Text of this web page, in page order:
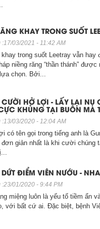
Nha khoa Sài
Nên Bọc
Bọc Răng Sứ
Bảng Giá
KHAY TRONG SUỐT
03/2021 - 11:42 AM
khay trong suốt Leetray vẫn
niềng răng “thần thánh” được
chọn. Bởi...
CƯỜI HỞ LỢI - LẤY LẠI NỤ
KHỦNG TẠI BUÔN MA
:13/03/2020 - 12:04 AM
có tên gọi trong tiếng anh là
đơn giản nhất là khi cười chúng
DỨT ĐIỂM VIÊN NƯỚU -
01/2020 - 9:44 PM
miệng luôn là yếu tố tiềm ẩn
với bất cứ ai. Đặc biệt, bệnh